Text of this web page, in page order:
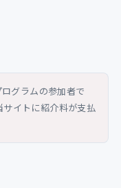
グラムの参加者で
イトに紹介料が支払